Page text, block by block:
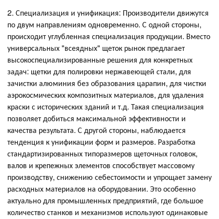
2. Специализация и унификация: Производители движутся
по двум направлениям одновременно. С одной стороны,
происходит углубленная специализация продукции. Вместо
универсальных "всеядных" щеток рынок предлагает
высокоспециализированные решения для конкретных
задач: щетки для полировки нержавеющей стали, для
зачистки алюминия без образования царапин, для чистки
аэрокосмических композитных материалов, для удаления
краски с исторических зданий и т.д. Такая специализация
позволяет добиться максимальной эффективности и
качества результата. С другой стороны, наблюдается
тенденция к унификации форм и размеров. Разработка
стандартизированных типоразмеров щеточных головок,
валов и крепежных элементов способствует массовому
производству, снижению себестоимости и упрощает замену
расходных материалов на оборудовании. Это особенно
актуально для промышленных предприятий, где большое
количество станков и механизмов используют одинаковые